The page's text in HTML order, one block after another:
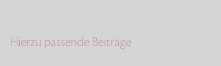
Hierzu passende Beiträge